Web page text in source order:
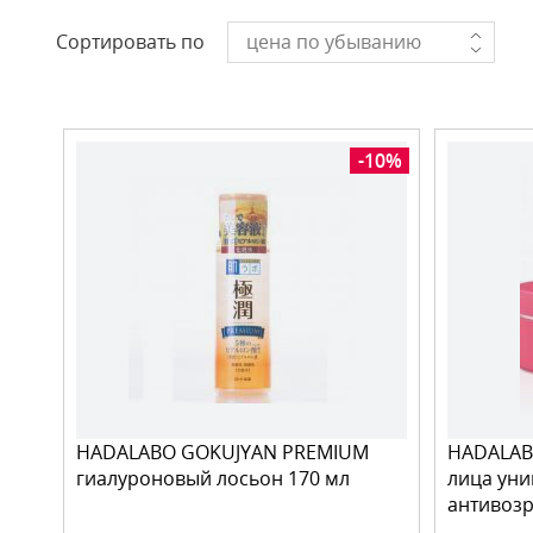
Сортировать по цена по убыванию
-10%
HADALABO GOKUJYAN PREMIUM
гиалуроновый лосьон 170 мл
лица